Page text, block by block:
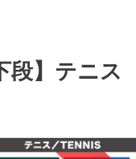
段】テニス